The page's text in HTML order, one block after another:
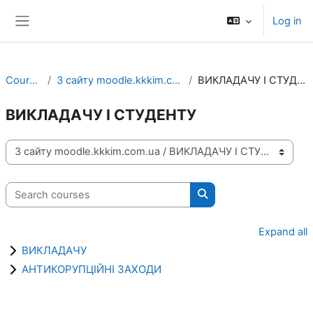
Log in
Courses З сайту moodle.kkkim.com.ua ВИКЛАДАЧУ І СТУДЕНТУ
ВИКЛАДАЧУ І СТУДЕНТУ
Course categories
Search courses
Search courses
Expand all
ВИКЛАДАЧУ
АНТИКОРУПЦІЙНІ ЗАХОДИ